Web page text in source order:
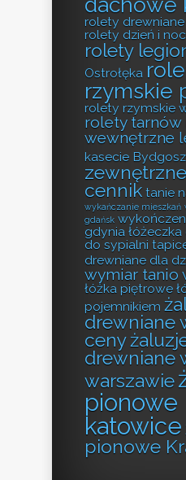
rolety
rolety dzień i
rolety
Ostrołęka
rzymskie
rolety rzymskie
rolety tarnów
wewnętrzne
kasecie
cennik tanie
wykańczanie mieszkań
gdańsk
gdynia
do sypialni
drewniane dla
wymiar tanio
łóżka piętrowe
pojemnikiem
drewniane
ceny
drewniane
warszawie
pionowe
katowice
pionowe